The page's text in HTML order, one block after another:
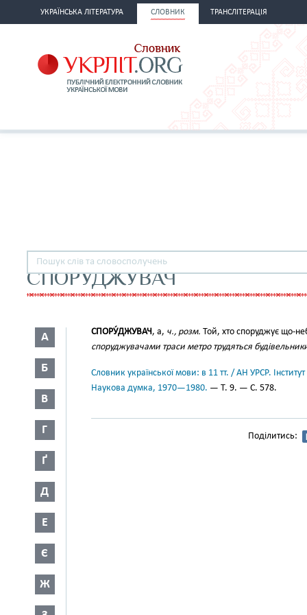
УКРАЇНСЬКА ЛІТЕРАТУРА СЛОВНИК ТРАНСЛІТЕРАЦІЯ
СПОРУДЖУВАЧ
А
Б
В
Г
Ґ
Д
Е
Є
Ж
СПОРУ́ДЖУВАЧ, а, ч., розм. Той, хто споруджує що-
споруджувачами траси метро трудяться
Словник української мови: в 11 тт. / АН УРСР.
Наукова думка, 1970—1980. — Т. 9. — С. 578.
Поділитись: